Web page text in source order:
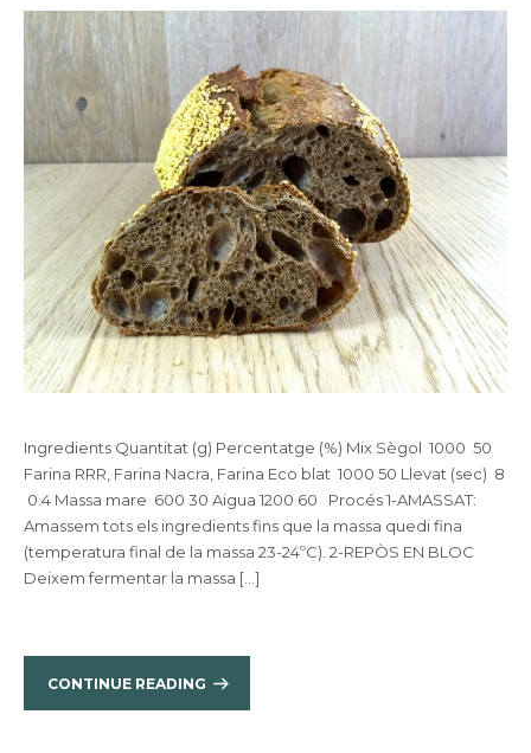
Ingredients Quantitat (g) Percentatge (%) Mix Sègol 1000 50
Farina RRR, Farina Nacra, Farina Eco blat 1000 50 Llevat (sec) 8
0.4 Massa mare 600 30 Aigua 1200 60 Procés 1-AMASSAT:
Amassem tots els ingredients fins que la massa quedi fina
(temperatura final de la massa 23-24ºC). 2-REPÒS EN BLOC
Deixem fermentar la massa […]
CONTINUE READING